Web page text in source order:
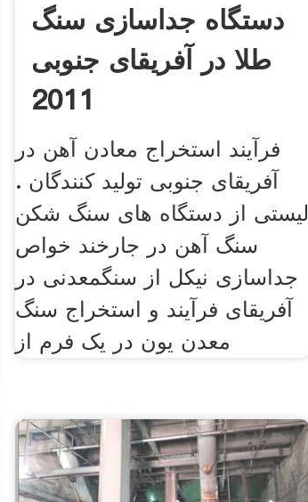
دستگاه جداسازی سنگ
طلا در آفریقای جنوبی
2011
فرآیند استخراج معادن آهن در
آفریقای جنوبی تولید کنندگان .
لیستی از دستگاه های سنگ شکن
سنگ آهن در جارخند خواص
جداسازی نیکل از سنگمعدنی در
آفریقای فرآیند و استخراج سنگ
معدن یون در یک فرم از